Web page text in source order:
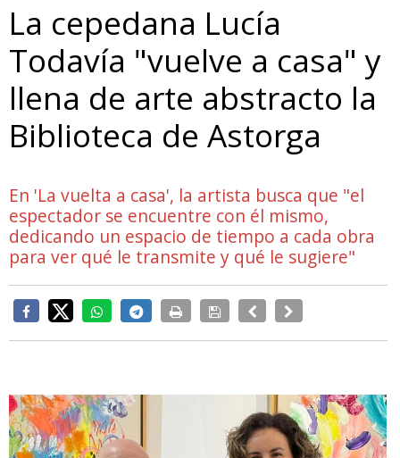
La cepedana Lucía
Todavía "vuelve a casa" y
llena de arte abstracto la
Biblioteca de Astorga
En 'La vuelta a casa', la artista busca que "el
espectador se encuentre con él mismo,
dedicando un espacio de tiempo a cada obra
para ver qué le transmite y qué le sugiere"